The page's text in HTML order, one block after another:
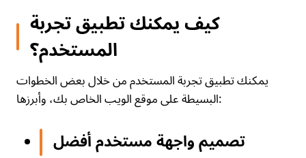
كيف يمكنك تطبيق تجربة
المستخدم؟
يمكنك تطبيق تجربة المستخدم من خلال بعض الخطوات
البسيطة على موقع الويب الخاص بك، وأبرزها:
تصميم واجهة مستخدم أفضل